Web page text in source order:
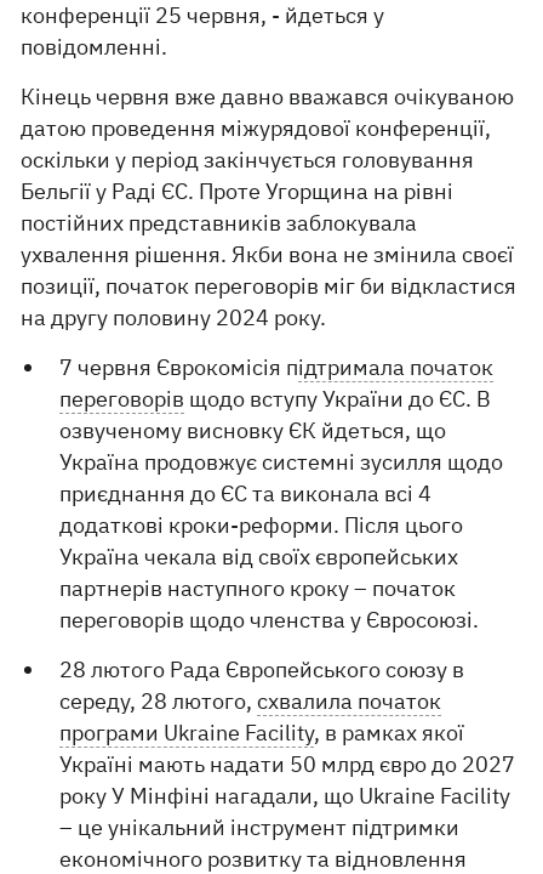
конференції 25 червня, - йдеться у
повідомленні.
Кінець червня вже давно вважався очікуваною
датою проведення міжурядової конференції,
оскільки у період закінчується головування
Бельгії у Раді ЄС. Проте Угорщина на рівні
постійних представників заблокувала
ухвалення рішення. Якби вона не змінила своєї
позиції, початок переговорів міг би відкластися
на другу половину 2024 року.
7 червня Єврокомісія підтримала початок
переговорів щодо вступу України до ЄС. В
озвученому висновку ЄК йдеться, що
Україна продовжує системні зусилля щодо
приєднання до ЄС та виконала всі 4
додаткові кроки-реформи. Після цього
Україна чекала від своїх європейських
партнерів наступного кроку – початок
переговорів щодо членства у Євросоюзі.
28 лютого Рада Європейського союзу в
середу, 28 лютого,схвалила початок
програми Ukraine Facility, в рамках якої
Україні мають надати 50 млрд євро до 2027
року У Мінфіні нагадали, що Ukraine Facility
– це унікальний інструмент підтримки
економічного розвитку та відновлення